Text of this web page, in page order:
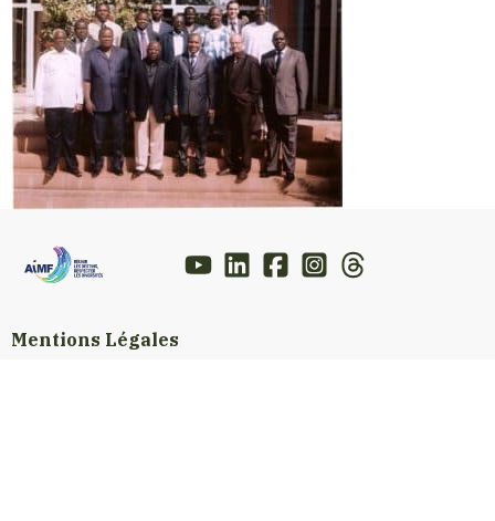
Mentions Légales